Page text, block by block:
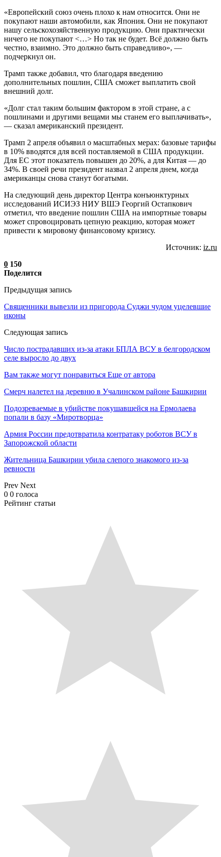
«Европейский союз очень плохо к нам относится. Они не
покупают наши автомобили, как Япония. Они не покупают
нашу сельскохозяйственную продукцию. Они практически
ничего не покупают <…> Но так не будет. Всё должно быть
честно, взаимно. Это должно быть справедливо», —
подчеркнул он.
Трамп также добавил, что благодаря введению
дополнительных пошлин, США сможет выплатить свой
внешний долг.
«Долг стал таким большим фактором в этой стране, а с
пошлинами и другими вещами мы станем его выплачивать»,
— сказал американский президент.
Трамп 2 апреля объявил о масштабных мерах: базовые тарифы
в 10% вводятся для всей поставляемой в США продукции.
Для ЕС этот показатель повышен до 20%, а для Китая — до
34%. В своей речи президент назвал 2 апреля днем, когда
американцы снова станут богатыми.
На следующий день директор Центра конъюнктурных
исследований ИСИЭЗ НИУ ВШЭ Георгий Остапкович
отметил, что введение пошлин США на импортные товары
может спровоцировать цепную реакцию, которая может
привести к мировому финансовому кризису.
Источник: iz.ru
0 150
Поделится
Предыдущая запись
Священники вывезли из пригорода Суджи чудом уцелевшие
иконы
Следующая запись
Число пострадавших из-за атаки БПЛА ВСУ в белгородском
селе выросло до двух
Вам также могут понравиться Еще от автора
Смерч налетел на деревню в Учалинском районе Башкирии
Подозреваемые в убийстве покушавшейся на Ермолаева
попали в базу «Миротворца»
Армия России предотвратила контратаку роботов ВСУ в
Запорожской области
Жительница Башкирии убила слепого знакомого из-за
ревности
Prev Next
0 0 голоса
Рейтинг статьи